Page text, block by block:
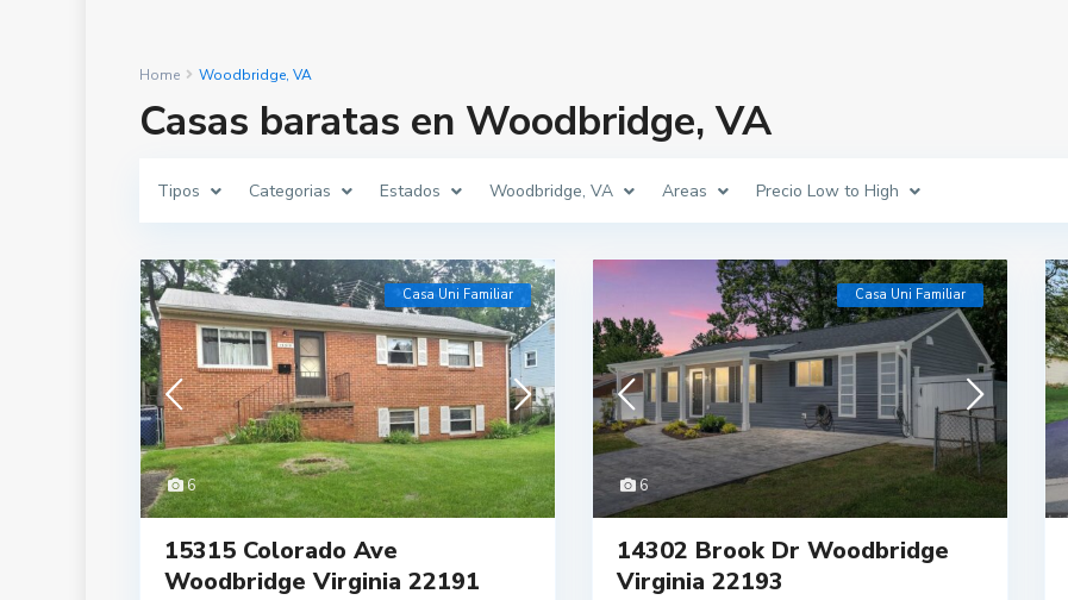
Home Woodbridge, VA
Casas baratas en Woodbridge, VA
Tipos Categorias Estados Woodbridge, VA Areas Precio Low to High
6
Casa Uni Familiar
15315 Colorado Ave
Woodbridge Virginia 22191
6
Casa Uni Familiar
14302 Brook Dr Woodbridge
Virginia 22193